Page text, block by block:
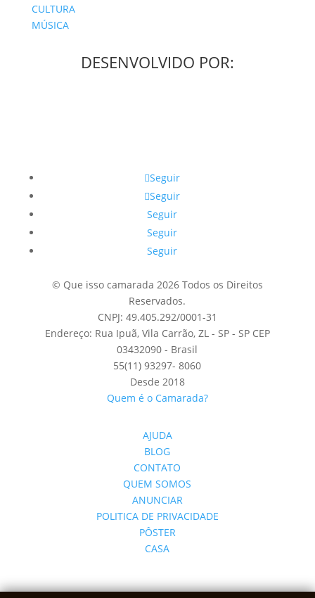
CULTURA
MÚSICA
DESENVOLVIDO POR:
Seguir
Seguir
Seguir
Seguir
Seguir
© Que isso camarada 2026 Todos os Direitos
Reservados.
CNPJ: 49.405.292/0001-31
Endereço: Rua Ipuã, Vila Carrão, ZL - SP - SP CEP
03432090 - Brasil
55(11) 93297- 8060
Desde 2018
Quem é o Camarada?
AJUDA
BLOG
CONTATO
QUEM SOMOS
ANUNCIAR
POLITICA DE PRIVACIDADE
PÔSTER
CASA